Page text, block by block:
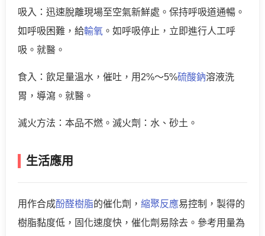
吸入：迅速脫離現場至空氣新鮮處。保持呼吸道通暢。
如呼吸困難，給輸氧 。如呼吸停止，立即進行人工呼
吸。就醫。
食入：飲足量溫水，催吐，用2%～5%硫酸鈉溶液洗
胃，導瀉。就醫。
滅火方法：本品不燃。滅火劑：水、砂土。
生活應用
用作合成酚醛樹脂的催化劑， 縮聚反應易控制，製得的
樹脂黏度低，固化速度快，催化劑易除去。參考用量為